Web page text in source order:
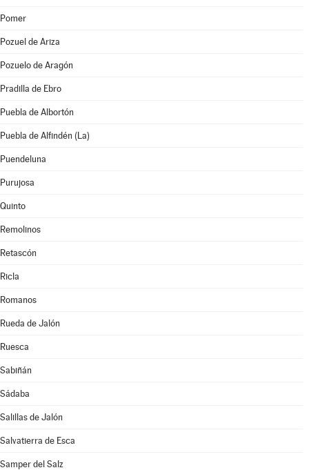
Pomer
Pozuel de Ariza
Pozuelo de Aragón
Pradilla de Ebro
Puebla de Albortón
Puebla de Alfindén (La)
Puendeluna
Purujosa
Quinto
Remolinos
Retascón
Ricla
Romanos
Rueda de Jalón
Ruesca
Sabiñán
Sádaba
Salillas de Jalón
Salvatierra de Esca
Samper del Salz